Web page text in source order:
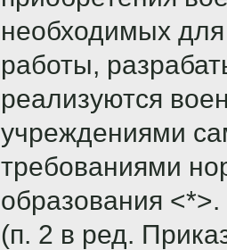
необходимых
работы,
реализуются
учреждениями
требованиями
образования <*>.
(п. 2 в ред.